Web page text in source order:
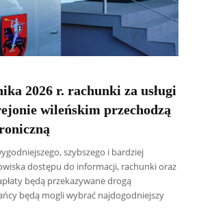
2026 r. rachunki za usługi
wileńskim przechodzą
szybszego i bardziej
dostępu do informacji, rachunki oraz
będą przekazywane drogą
będą mogli wybrać najdogodniejszy
Aleksander Borowik
Antoni Radczenko
Artur Płokszto
Grzegorz Górny